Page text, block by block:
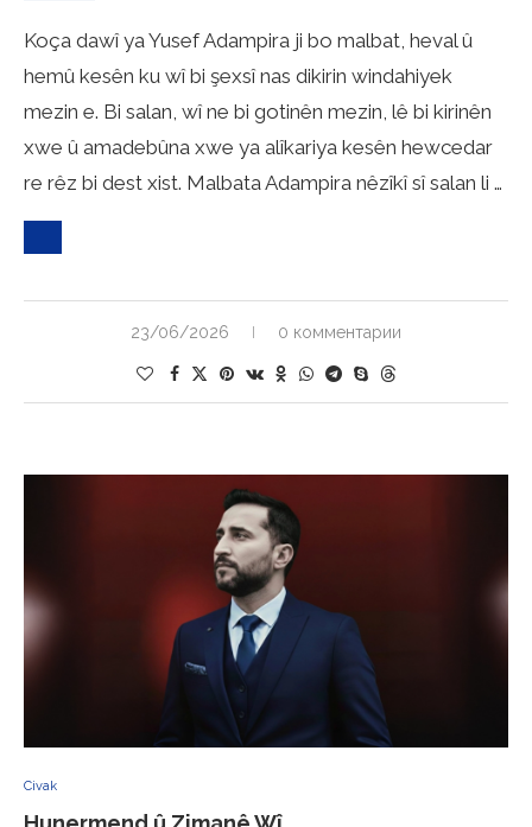
Koça dawî ya Yusef Adampira ji bo malbat, heval û
hemû kesên ku wî bi şexsî nas dikirin windahiyek
mezin e. Bi salan, wî ne bi gotinên mezin, lê bi kirinên
xwe û amadebûna xwe ya alîkariya kesên hewcedar
re rêz bi dest xist. Malbata Adampira nêzîkî sî salan li …
23/06/2026 0 комментарии
Civak